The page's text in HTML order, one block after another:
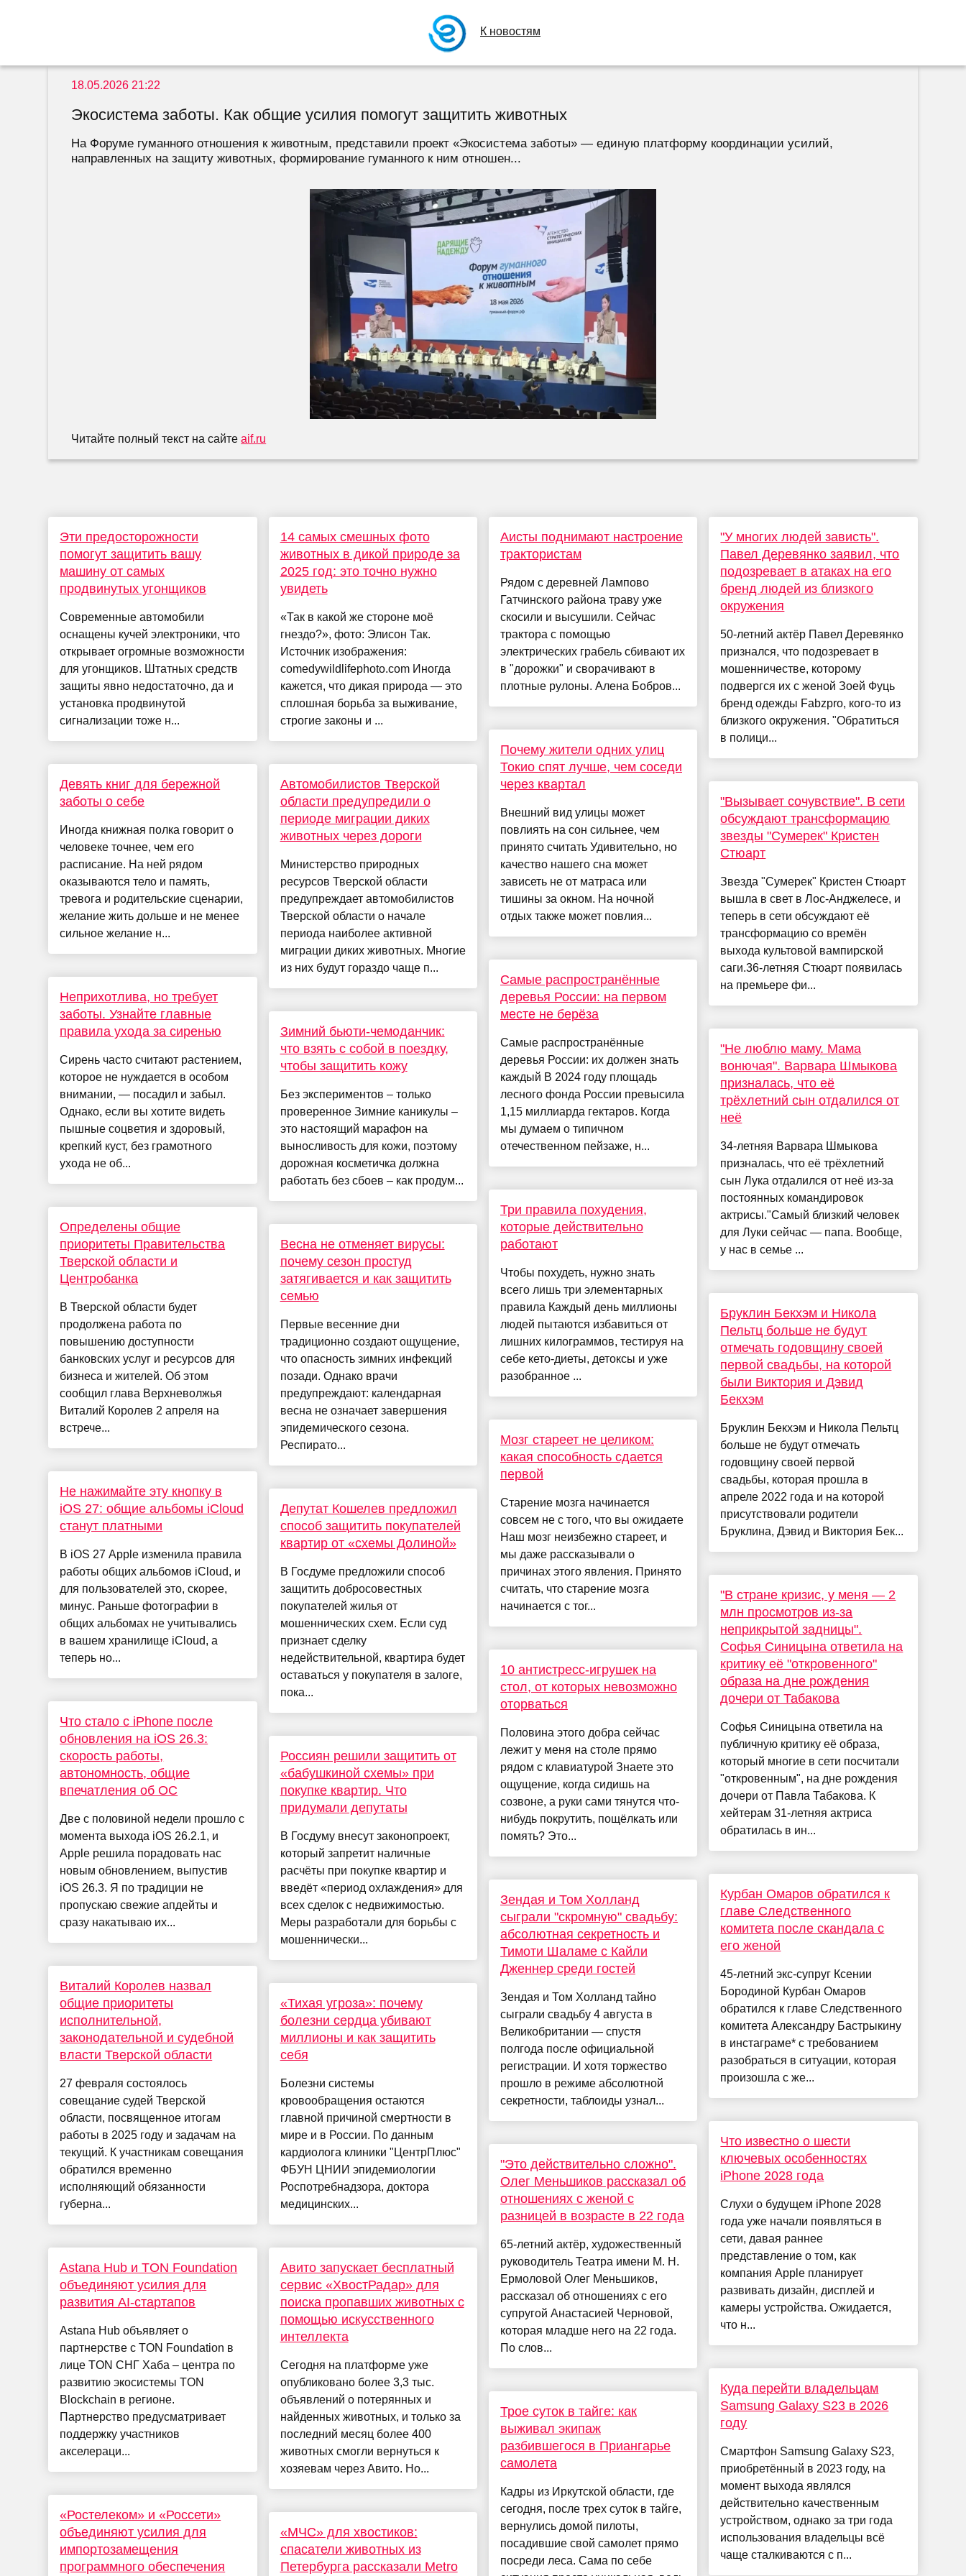
К новостям
18.05.2026 21:22
Экосистема заботы. Как общие усилия помогут защитить животных
На Форуме гуманного отношения к животным, представили проект «Экосистема заботы» — единую платформу координации усилий,
направленных на защиту животных, формирование гуманного к ним отношен...
Читайте полный текст на сайтеaif.ru
Эти предосторожности
помогут защитить вашу
машину от самых
продвинутых угонщиков
Современные автомобили
оснащены кучей электроники, что
открывает огромные возможности
для угонщиков. Штатных средств
защиты явно недостаточно, да и
установка продвинутой
сигнализации тоже н...
Девять книг для бережной
заботы о себе
Иногда книжная полка говорит о
человеке точнее, чем его
расписание. На ней рядом
оказываются тело и память,
тревога и родительские сценарии,
желание жить дольше и не менее
сильное желание н...
Неприхотлива, но требует
заботы. Узнайте главные
правила ухода за сиренью
Сирень часто считают растением,
которое не нуждается в особом
внимании, — посадил и забыл.
Однако, если вы хотите видеть
пышные соцветия и здоровый,
крепкий куст, без грамотного
ухода не об...
Определены общие
приоритеты Правительства
Тверской области и
Центробанка
В Тверской области будет
продолжена работа по
повышению доступности
банковских услуг и ресурсов для
бизнеса и жителей. Об этом
сообщил глава Верхневолжья
Виталий Королев 2 апреля на
встрече...
Не нажимайте эту кнопку в
iOS 27: общие альбомы iCloud
станут платными
В iOS 27 Apple изменила правила
работы общих альбомов iCloud, и
для пользователей это, скорее,
минус. Раньше фотографии в
общих альбомах не учитывались
в вашем хранилище iCloud, а
теперь но...
Что стало с iPhone после
обновления на iOS 26.3:
скорость работы,
автономность, общие
впечатления об ОС
Две с половиной недели прошло с
момента выхода iOS 26.2.1, и
Apple решила порадовать нас
новым обновлением, выпустив
iOS 26.3. Я по традиции не
пропускаю свежие апдейты и
сразу накатываю их...
Виталий Королев назвал
общие приоритеты
исполнительной,
законодательной и судебной
власти Тверской области
27 февраля состоялось
совещание судей Тверской
области, посвященное итогам
работы в 2025 году и задачам на
текущий. К участникам совещания
обратился временно
исполняющий обязанности
губерна...
Astana Hub и TON Foundation
объединяют усилия для
развития AI-стартапов
Astana Hub объявляет о
партнерстве с TON Foundation в
лице TON СНГ Хаба – центра по
развитию экосистемы TON
Blockchain в регионе.
Партнерство предусматривает
поддержку участников
акселераци...
«Ростелеком» и «Россети»
объединяют усилия для
импортозамещения
программного обеспечения
14 самых смешных фото
животных в дикой природе за
2025 год: это точно нужно
увидеть
«Так в какой же стороне моё
гнездо?», фото: Элисон Так.
Источник изображения:
comedywildlifephoto.com Иногда
кажется, что дикая природа — это
сплошная борьба за выживание,
строгие законы и ...
Автомобилистов Тверской
области предупредили о
периоде миграции диких
животных через дороги
Министерство природных
ресурсов Тверской области
предупреждает автомобилистов
Тверской области о начале
периода наиболее активной
миграции диких животных. Многие
из них будут гораздо чаще п...
Зимний бьюти-чемоданчик:
что взять с собой в поездку,
чтобы защитить кожу
Без экспериментов – только
проверенное Зимние каникулы –
это настоящий марафон на
выносливость для кожи, поэтому
дорожная косметичка должна
работать без сбоев – как продум...
Весна не отменяет вирусы:
почему сезон простуд
затягивается и как защитить
семью
Первые весенние дни
традиционно создают ощущение,
что опасность зимних инфекций
позади. Однако врачи
предупреждают: календарная
весна не означает завершения
эпидемического сезона.
Респирато...
Депутат Кошелев предложил
способ защитить покупателей
квартир от «схемы Долиной»
В Госдуме предложили способ
защитить добросовестных
покупателей жилья от
мошеннических схем. Если суд
признает сделку
недействительной, квартира будет
оставаться у покупателя в залоге,
пока...
Россиян решили защитить от
«бабушкиной схемы» при
покупке квартир. Что
придумали депутаты
В Госдуму внесут законопроект,
который запретит наличные
расчёты при покупке квартир и
введёт «период охлаждения» для
всех сделок с недвижимостью.
Меры разработали для борьбы с
мошеннически...
«Тихая угроза»: почему
болезни сердца убивают
миллионы и как защитить
себя
Болезни системы
кровообращения остаются
главной причиной смертности в
мире и в России. По данным
кардиолога клиники "ЦентрПлюс"
ФБУН ЦНИИ эпидемиологии
Роспотребнадзора, доктора
медицинских...
Авито запускает бесплатный
сервис «ХвостРадар» для
поиска пропавших животных с
помощью искусственного
интеллекта
Сегодня на платформе уже
опубликовано более 3,3 тыс.
объявлений о потерянных и
найденных животных, и только за
последний месяц более 400
животных смогли вернуться к
хозяевам через Авито. Но...
«МЧС» для хвостиков:
спасатели животных из
Петербурга рассказали Metro
Аисты поднимают настроение
трактористам
Рядом с деревней Лампово
Гатчинского района траву уже
скосили и высушили. Сейчас
трактора с помощью
электрических грабель сбивают их
в "дорожки" и сворачивают в
плотные рулоны. Алена Бобров...
Почему жители одних улиц
Токио спят лучше, чем соседи
через квартал
Внешний вид улицы может
повлиять на сон сильнее, чем
принято считать Удивительно, но
качество нашего сна может
зависеть не от матраса или
тишины за окном. На ночной
отдых также может повлия...
Самые распространённые
деревья России: на первом
месте не берёза
Самые распространённые
деревья России: их должен знать
каждый В 2024 году площадь
лесного фонда России превысила
1,15 миллиарда гектаров. Когда
мы думаем о типичном
отечественном пейзаже, н...
Три правила похудения,
которые действительно
работают
Чтобы похудеть, нужно знать
всего лишь три элементарных
правила Каждый день миллионы
людей пытаются избавиться от
лишних килограммов, тестируя на
себе кето-диеты, детоксы и уже
разобранное ...
Мозг стареет не целиком:
какая способность сдается
первой
Старение мозга начинается
совсем не с того, что вы ожидаете
Наш мозг неизбежно стареет, и
мы даже рассказывали о
причинах этого явления. Принято
считать, что старение мозга
начинается с тог...
10 антистресс-игрушек на
стол, от которых невозможно
оторваться
Половина этого добра сейчас
лежит у меня на столе прямо
рядом с клавиатурой Знаете это
ощущение, когда сидишь на
созвоне, а руки сами тянутся что-
нибудь покрутить, пощёлкать или
помять? Это...
Зендая и Том Холланд
сыграли "скромную" свадьбу:
абсолютная секретность и
Тимоти Шаламе с Кайли
Дженнер среди гостей
Зендая и Том Холланд тайно
сыграли свадьбу 4 августа в
Великобритании — спустя
полгода после официальной
регистрации. И хотя торжество
прошло в режиме абсолютной
секретности, таблоиды узнал...
"Это действительно сложно".
Олег Меньшиков рассказал об
отношениях с женой с
разницей в возрасте в 22 года
65-летний актёр, художественный
руководитель Театра имени М. Н.
Ермоловой Олег Меньшиков,
рассказал об отношениях с его
супругой Анастасией Черновой,
которая младше него на 22 года.
По слов...
Трое суток в тайге: как
выживал экипаж
разбившегося в Приангарье
самолета
Кадры из Иркутской области, где
сегодня, после трех суток в тайге,
вернулись домой пилоты,
посадившие свой самолет прямо
посреди леса. Сама по себе
"У многих людей зависть".
Павел Деревянко заявил, что
подозревает в атаках на его
бренд людей из близкого
окружения
50-летний актёр Павел Деревянко
признался, что подозревает в
мошенничестве, которому
подвергся их с женой Зоей Фуць
бренд одежды Fabzpro, кого-то из
близкого окружения. "Обратиться
в полици...
"Вызывает сочувствие". В сети
обсуждают трансформацию
звезды "Сумерек" Кристен
Стюарт
Звезда "Сумерек" Кристен Стюарт
вышла в свет в Лос-Анджелесе, и
теперь в сети обсуждают её
трансформацию со времён
выхода культовой вампирской
саги.36-летняя Стюарт появилась
на премьере фи...
"Не люблю маму. Мама
вонючая". Варвара Шмыкова
призналась, что её
трёхлетний сын отдалился от
неё
34-летняя Варвара Шмыкова
призналась, что её трёхлетний
сын Лука отдалился от неё из-за
постоянных командировок
актрисы."Самый близкий человек
для Луки сейчас — папа. Вообще,
у нас в семье ...
Бруклин Бекхэм и Никола
Пельтц больше не будут
отмечать годовщину своей
первой свадьбы, на которой
были Виктория и Дэвид
Бекхэм
Бруклин Бекхэм и Никола Пельтц
больше не будут отмечать
годовщину своей первой
свадьбы, которая прошла в
апреле 2022 года и на которой
присутствовали родители
Бруклина, Дэвид и Виктория Бек...
"В стране кризис, у меня — 2
млн просмотров из-за
неприкрытой задницы".
Софья Синицына ответила на
критику её "откровенного"
образа на дне рождения
дочери от Табакова
Софья Синицына ответила на
публичную критику её образа,
который многие в сети посчитали
"откровенным", на дне рождения
дочери от Павла Табакова. К
хейтерам 31-летняя актриса
обратилась в ин...
Курбан Омаров обратился к
главе Следственного
комитета после скандала с
его женой
45-летний экс-супруг Ксении
Бородиной Курбан Омаров
обратился к главе Следственного
комитета Александру Бастрыкину
в инстаграме* с требованием
разобраться в ситуации, которая
произошла с же...
Что известно о шести
ключевых особенностях
iPhone 2028 года
Слухи о будущем iPhone 2028
года уже начали появляться в
сети, давая раннее
представление о том, как
компания Apple планирует
развивать дизайн, дисплей и
камеры устройства. Ожидается,
что н...
Куда перейти владельцам
Samsung Galaxy S23 в 2026
году
Смартфон Samsung Galaxy S23,
приобретённый в 2023 году, на
момент выхода являлся
действительно качественным
устройством, однако за три года
использования владельцы всё
чаще сталкиваются с п...